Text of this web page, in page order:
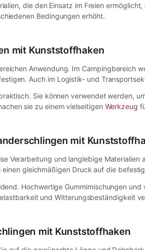
die den Einsatz im Freien
Bedingungen erhöht.
mit Kunststoffhaken
Anwendung. Im Campingbereich
Auch im Logistik- und
Sie können verwendet werden,
sie zu einem vielseitigen Werkzeug
mit
Verarbeitung und langlebige
gleichmäßigen Druck auf die
Hochwertige Gummimischungen
und Witterungsbeständigkeit
mit Kunststoffhaken